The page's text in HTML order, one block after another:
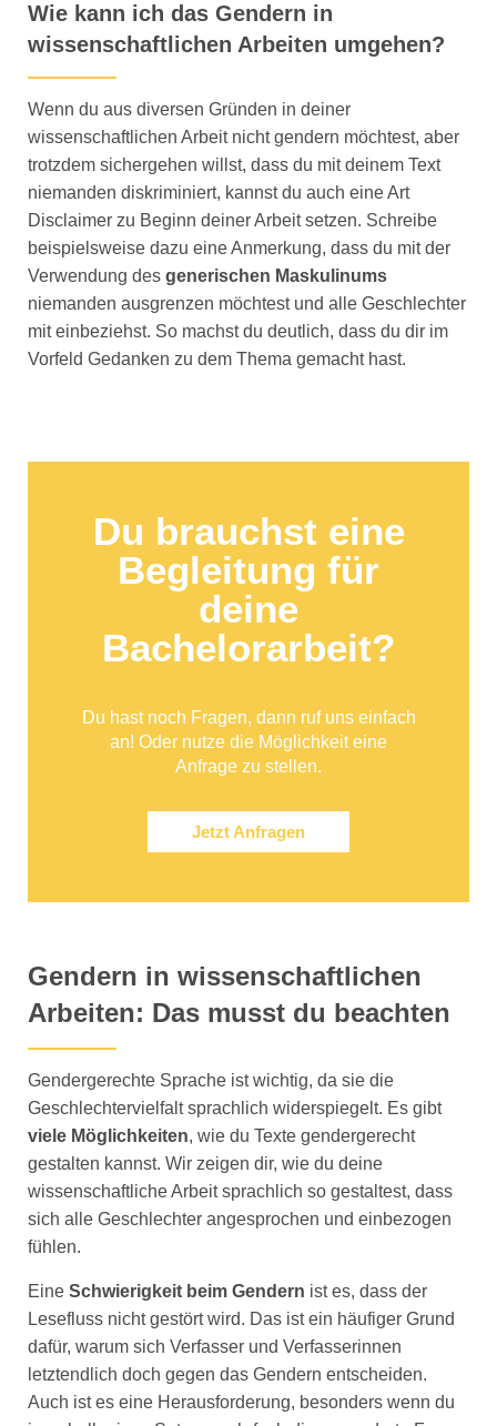
Wie kann ich das Gendern in
wissenschaftlichen Arbeiten umgehen?
Wenn du aus diversen Gründen in deiner
wissenschaftlichen Arbeit nicht gendern möchtest, aber
trotzdem sichergehen willst, dass du mit deinem Text
niemanden diskriminiert, kannst du auch eine Art
Disclaimer zu Beginn deiner Arbeit setzen. Schreibe
beispielsweise dazu eine Anmerkung, dass du mit der
Verwendung des generischen Maskulinums
niemanden ausgrenzen möchtest und alle Geschlechter
mit einbeziehst. So machst du deutlich, dass du dir im
Vorfeld Gedanken zu dem Thema gemacht hast.
Du brauchst eine
Begleitung für
deine
Bachelorarbeit?
Du hast noch Fragen, dann ruf uns einfach
an! Oder nutze die Möglichkeit eine
Anfrage zu stellen.
Jetzt Anfragen
Gendern in wissenschaftlichen
Arbeiten: Das musst du beachten
Gendergerechte Sprache ist wichtig, da sie die
Geschlechtervielfalt sprachlich widerspiegelt. Es gibt
viele Möglichkeiten, wie du Texte gendergerecht
gestalten kannst. Wir zeigen dir, wie du deine
wissenschaftliche Arbeit sprachlich so gestaltest, dass
sich alle Geschlechter angesprochen und einbezogen
fühlen.
Eine Schwierigkeit beim Gendern ist es, dass der
Lesefluss nicht gestört wird. Das ist ein häufiger Grund
dafür, warum sich Verfasser und Verfasserinnen
letztendlich doch gegen das Gendern entscheiden.
Auch ist es eine Herausforderung, besonders wenn du